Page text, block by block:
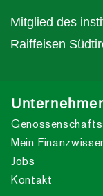
Mitglied des
Raiffeisen
Mein
Jobs
Kontakt